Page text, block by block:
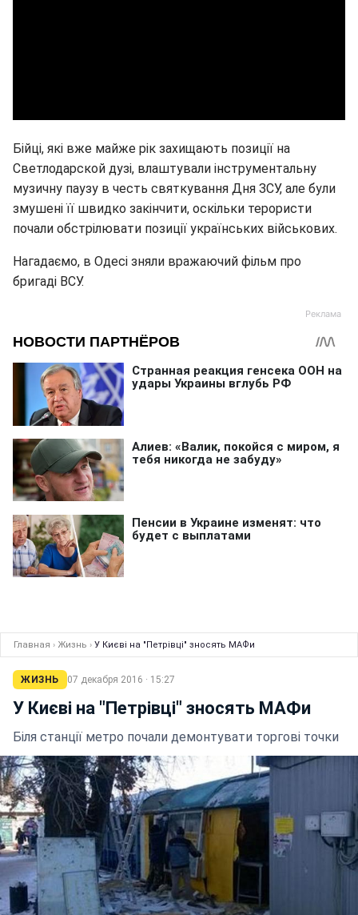
Бійці, які вже майже рік захищають позиції на
Светлодарской дузі, влаштували інструментальну
музичну паузу в честь святкування Дня ЗСУ, але були
змушені її швидко закінчити, оскільки терористи
почали обстрілювати позиції українських військових.
Нагадаємо, в Одесі зняли вражаючий фільм про
бригаді ВСУ.
Главная › Жизнь › У Києві на "Петрівці" зносять МАФи
ЖИЗНЬ 07 декабря 2016 · 15:27
У Києві на "Петрівці" зносять МАФи
Біля станції метро почали демонтувати торгові точки